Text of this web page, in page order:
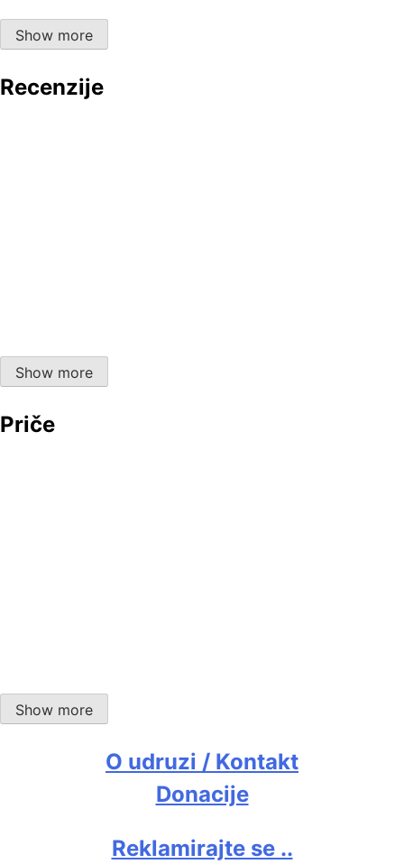
ENDeMKatedrala sv.Marka, Korčula
Znojni i sretni uz Skunk Anansie
Show more
Recenzije
Svemirski vremenski stroj”
Show more
Priče
Božini golubovi
Kako su ubili Kurt Cobaina
Show more
O udruzi / Kontakt
Donacije
Reklamirajte se ..